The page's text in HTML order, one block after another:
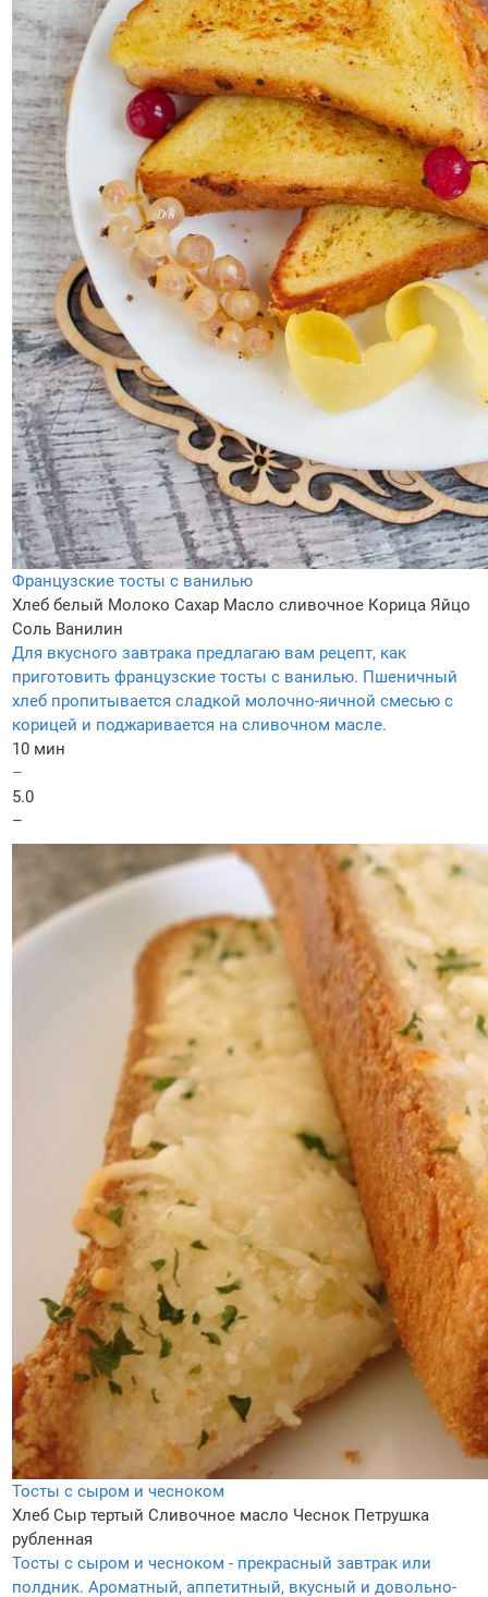
Французские тосты с ванилью
Хлеб белый Молоко Сахар Масло сливочное Корица Яйцо
Соль Ванилин
Для вкусного завтрака предлагаю вам рецепт, как
приготовить французские тосты с ванилью. Пшеничный
хлеб пропитывается сладкой молочно-яичной смесью с
корицей и поджаривается на сливочном масле.
10 мин
–
5.0
–
Тосты с сыром и чесноком
Хлеб Сыр тертый Сливочное масло Чеснок Петрушка
рубленная
Тосты с сыром и чесноком - прекрасный завтрак или
полдник. Ароматный, аппетитный, вкусный и довольно-